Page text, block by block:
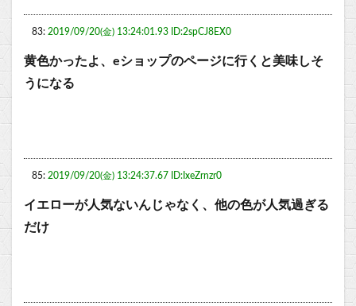
83: 2019/09/20(金) 13:24:01.93 ID:2spCJ8EX0
黄色かったよ、eショップのページに行くと美味しそ
うになる
85: 2019/09/20(金) 13:24:37.67 ID:IxeZrnzr0
イエローが人気ないんじゃなく、他の色が人気過ぎる
だけ